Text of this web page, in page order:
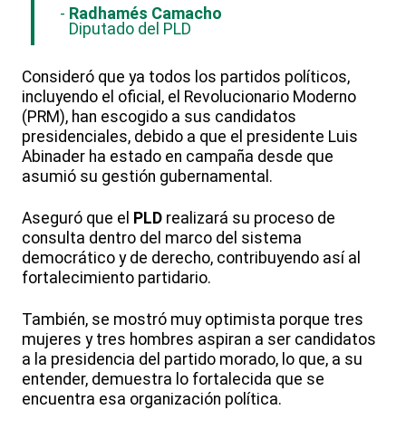
Radhamés Camacho
Diputado del PLD
Consideró que ya todos los partidos políticos,
incluyendo el oficial, el Revolucionario Moderno
(PRM), han escogido a sus candidatos
presidenciales, debido a que el presidente Luis
Abinader ha estado en campaña desde que
asumió su gestión gubernamental.
Aseguró que el PLD realizará su proceso de
consulta dentro del marco del sistema
democrático y de derecho, contribuyendo así al
fortalecimiento partidario.
También, se mostró muy optimista porque tres
mujeres y tres hombres aspiran a ser candidatos
a la presidencia del partido morado, lo que, a su
entender, demuestra lo fortalecida que se
encuentra esa organización política.